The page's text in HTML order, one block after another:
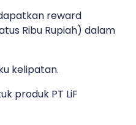
reward
Ribu Rupiah) dalam
kelipatan.
produk PT LiF